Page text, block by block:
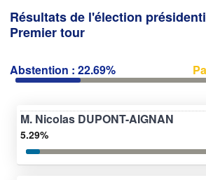
Résultats de l'élection
Premier tour
Abstention : 22.69%
M. Nicolas DUPONT-AIGNAN
5.29%